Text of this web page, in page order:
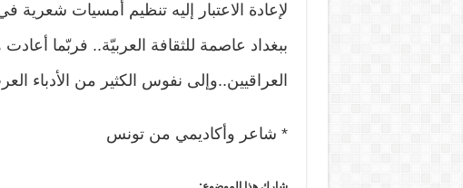
لإعادة الاعتبار إليه تنظيم أمسيات شعرية
ببغداد عاصمة للثقافة العربيّة.. فربّما
العراقيين..وإلى نفوس الكثير من الأدباء
* شاعر وأكاديمي من تونس